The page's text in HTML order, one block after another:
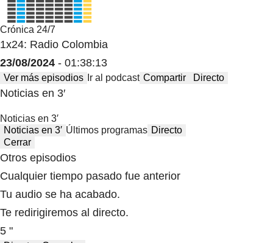
Crónica 24/7
1x24: Radio Colombia
23/08/2024 - 01:38:13
Ver más episodios Ir al podcast Compartir Directo
Noticias en 3′
Noticias en 3′
Noticias en 3′ Últimos programas Directo
Cerrar
Otros episodios
Cualquier tiempo pasado fue anterior
Tu audio se ha acabado.
Te redirigiremos al directo.
5 "